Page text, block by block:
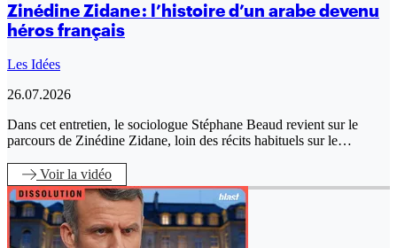
Zinédine Zidane : l’histoire d’un arabe devenu
héros français
Les Idées
26.07.2026
Dans cet entretien, le sociologue Stéphane Beaud revient sur le
parcours de Zinédine Zidane, loin des récits habituels sur le…
Voirla vidéo